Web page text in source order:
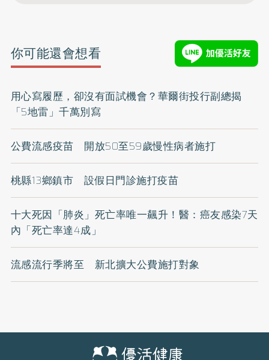
你可能還會想看
用心寫履歷，卻沒有面試機會？華爾街投行副總揭
「5地雷」千萬別寫
公費流感疫苗 開放50至59歲慢性病者施打
桃縣13鄉鎮市 設假日門診施打疫苗
十大死因「肺炎」死亡率唯一飆升！醫：癌友感染7天
內「死亡率達4成」
流感流行季將至 新北擴大公費施打對象